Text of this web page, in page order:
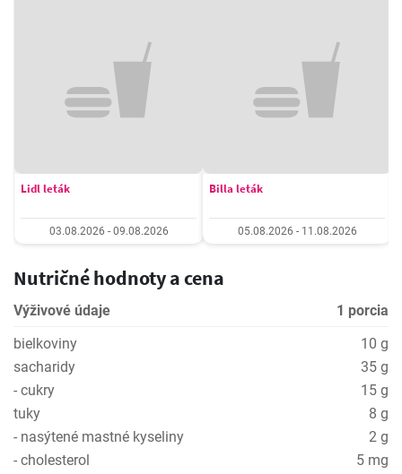
Lidl leták
03.08.2026 - 09.08.2026
Billa leták
05.08.2026 - 11.08.2026
Nutričné hodnoty a cena
Výživové údaje
1 porcia
bielkoviny
10 g
sacharidy
35 g
- cukry
15 g
tuky
8 g
- nasýtené mastné kyseliny
2 g
- cholesterol
5 mg